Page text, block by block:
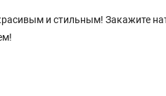
и стильным! Закажите